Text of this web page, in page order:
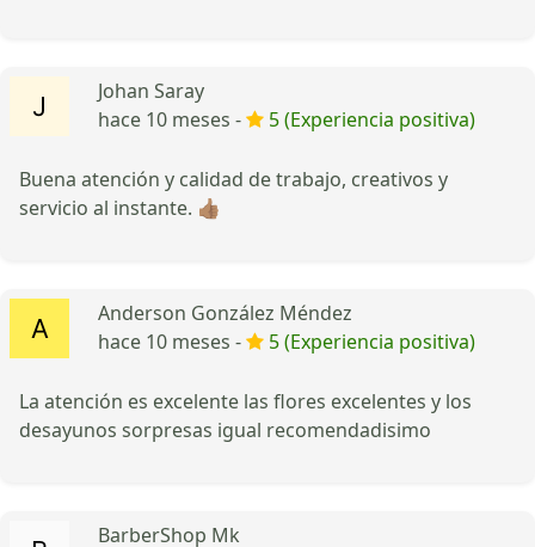
Johan Saray
hace 10 meses -
5 (Experiencia positiva)
Buena atención y calidad de trabajo, creativos y
servicio al instante. 👍🏽
Anderson González Méndez
hace 10 meses -
5 (Experiencia positiva)
La atención es excelente las flores excelentes y los
desayunos sorpresas igual recomendadisimo
BarberShop Mk